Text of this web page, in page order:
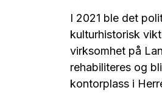
I 2021 ble det
kulturhistorisk
virksomhet på
rehabiliteres og
kontorplass i